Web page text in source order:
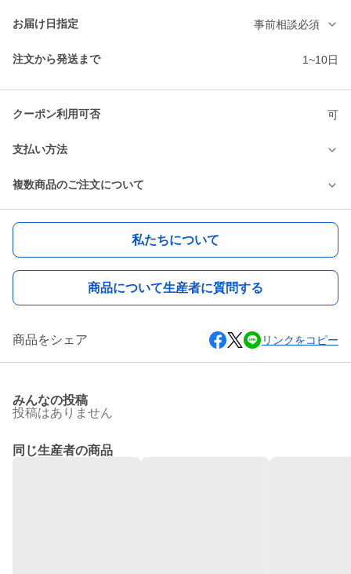
お届け日指定 事前相談必須
注文から発送まで 1~10日
クーポン利用可否 可
支払い方法
複数商品のご注文について
私たちについて
商品について生産者に質問する
商品をシェア リンクをコピー
みんなの投稿
投稿はありません
同じ生産者の商品